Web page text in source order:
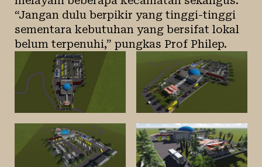
“Jangan dulu berpikir yang tinggi-tinggi
sementara kebutuhan yang bersifat lokal
belum terpenuhi,” pungkas Prof Philep.